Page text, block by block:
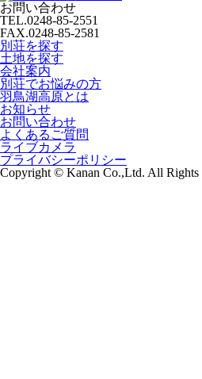
お問い合わせ
TEL.0248-85-2551
FAX.0248-85-2581
別荘を探す
土地を探す
会社案内
別荘でお悩みの方
羽鳥湖高原とは
お知らせ
お問い合わせ
よくあるご質問
ライブカメラ
プライバシーポリシー
Copyright © Kanan Co.,Ltd. All Rights